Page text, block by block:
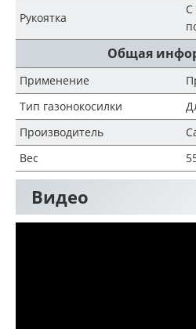
Рукоятка
С
Общая
Применение
Тип газонокосилки
Производитель
Вес
Видео